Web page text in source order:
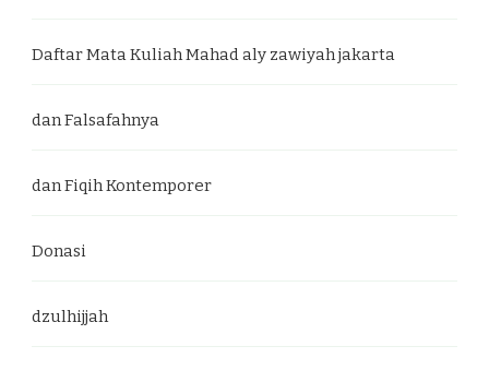
Daftar Mata Kuliah Mahad aly zawiyah jakarta
dan Falsafahnya
dan Fiqih Kontemporer
Donasi
dzulhijjah